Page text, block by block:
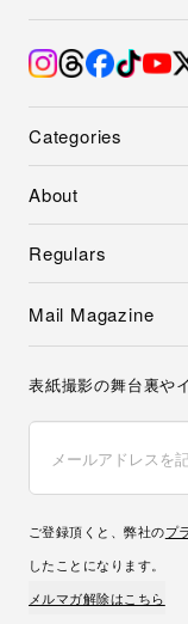
Categories
About
Regulars
Mail Magazine
表紙撮影の舞台裏や
ご登録頂くと、弊社のプ
したことになります。
メルマガ解除はこちら